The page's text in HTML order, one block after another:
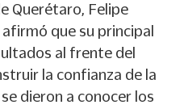
Querétaro, Felipe
que su principal
al frente del
la confianza de la
dieron a conocer los